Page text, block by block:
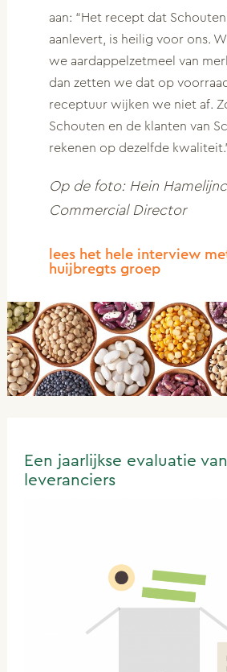
aan: “Het recept dat
aanlevert, is heilig voor ons.
we aardappelzetmeel van
dan zetten we dat op
receptuur wijken we niet af.
Schouten en de klanten van
rekenen op dezelfde
Op de foto: Hein
Commercial Director
lees het hele interview
huijbregts groep
Een jaarlijkse evaluatie
leveranciers